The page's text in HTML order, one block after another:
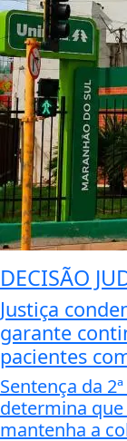
DECISÃO
Justiça
garante
pacientes
Sentença da
determina
mantenha a